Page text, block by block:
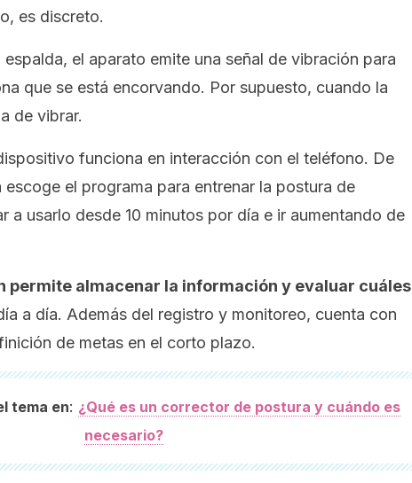
es discreto.
el aparato emite una señal de vibración para
que se está encorvando. Por supuesto, cuando la
de vibrar.
funciona en interacción con el teléfono. De
escoge el programa para entrenar la postura de
a usarlo desde 10 minutos por día e ir aumentando de
permite almacenar la información y evaluar cuáles
a día. Además del registro y monitoreo, cuenta con
de metas en el corto plazo.
tema en: ¿Qué es un corrector de postura y cuándo es
necesario?